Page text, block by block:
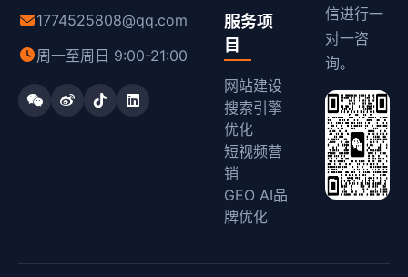
1774525808@qq.com
周一至周日 9:00-21:00
服务项
目
网站建设
搜索引擎
优化
短视频营
销
GEO AI品
牌优化
信进行一
对一咨
询。